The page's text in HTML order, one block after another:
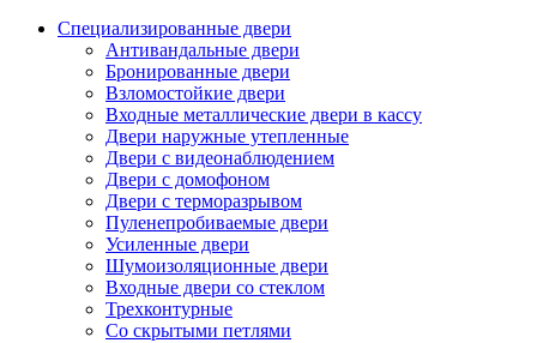
Специализированные двери
Антивандальные двери
Бронированные двери
Взломостойкие двери
Входные металлические двери в кассу
Двери наружные утепленные
Двери с видеонаблюдением
Двери с домофоном
Двери с терморазрывом
Пуленепробиваемые двери
Усиленные двери
Шумоизоляционные двери
Входные двери со стеклом
Трехконтурные
Со скрытыми петлями